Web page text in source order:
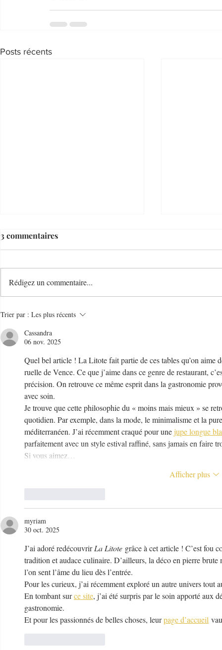
Posts récents
Le Temps d'un Eté
Charme - 06000 - Nice
3 commentaires
Rédigez un commentaire...
Trier par : Les plus récents
Cassandra
06 nov. 2025
Quel bel article ! La Litote fait partie de ces tables qu’on aime
ruelle de Vence. Ce que j’aime dans ce genre de restaurant,
précision. On retrouve ce même esprit dans la gastronomie
avec soin.
Je trouve que cette philosophie du « moins mais mieux » se
quotidien. Par exemple, dans la mode, le minimalisme et la
méditerranéen. J’ai récemment craqué pour une jupe longue
parfaitement avec un style estival raffiné, sans jamais en faire
Si vous aimez…
Afficher plus
myriam
30 oct. 2025
J’ai adoré redécouvrir La Litote grâce à cet article ! C’est fou
tradition et audace culinaire. D’ailleurs, la déco en pierre
l’on sent l’âme du lieu dès l’entrée.
Pour les curieux, j’ai récemment exploré un autre univers
En tombant sur ce site, j’ai été surpris par le soin apporté aux
gastronomie.
Et pour les passionnés de belles choses, leur page d’accueil